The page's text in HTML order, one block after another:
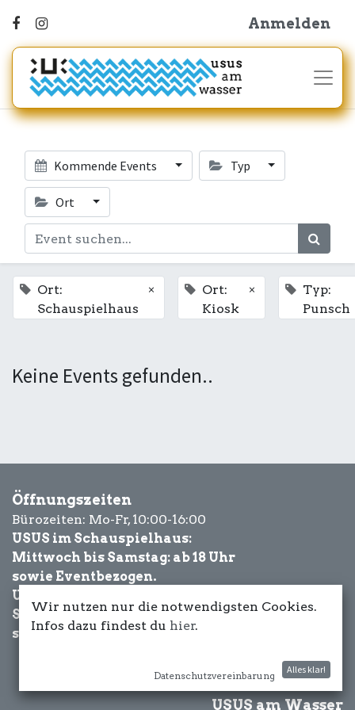
Anmelden
Kommende Events Typ
Ort
Ort:
Schauspielhaus
×
Ort:
Kiosk
×
Typ:
Punsch
Keine Events gefunden..
Öffnungszeiten
Bürozeiten: Mo-Fr, 10:00-16:00
USUS im Schauspielhaus:
Mittwoch bis Samstag: ab 18 Uhr
sowie Eventbezogen.
USUS am Wasser:
Schönwetter-
sowie Eventbezogen.
USUS am Wasser
Wir nutzen nur die notwendigsten Cookies.
Infos dazu findest du hier.
Datenschutzvereinbarung
Alles klar!